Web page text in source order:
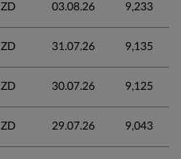
ZD 03.08.26 9,233
ZD 31.07.26 9,135
ZD 30.07.26 9,125
ZD 29.07.26 9,043